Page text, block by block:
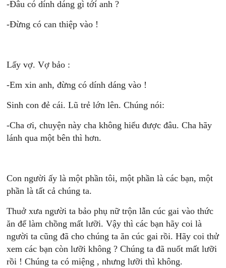
-Đâu có dính dáng gì tớí anh ?
-Đừng có can thiệp vào !
Lấy vợ. Vợ bảo :
-Em xin anh, đừng có dính dáng vào !
Sinh con đẻ cái. Lũ trẻ lớn lên. Chúng nói:
-Cha ơi, chuyện này cha không hiểu được đâu. Cha hãy
lánh qua một bên thì hơn.
Con người ấy là một phần tôi, một phần là các bạn, một
phần là tất cả chúng ta.
Thuở xưa người ta bảo phụ nữ trộn lẫn cúc gai vào thức
ăn để làm chồng mất lưỡi. Vậy thì các bạn hãy coi là
người ta cũng đã cho chúng ta ăn cúc gai rồi. Hãy coi thử
xem các bạn còn lưỡi không ? Chúng ta đã nuốt mất lưỡi
rồi ! Chúng ta có miệng , nhưng lưỡi thì không.